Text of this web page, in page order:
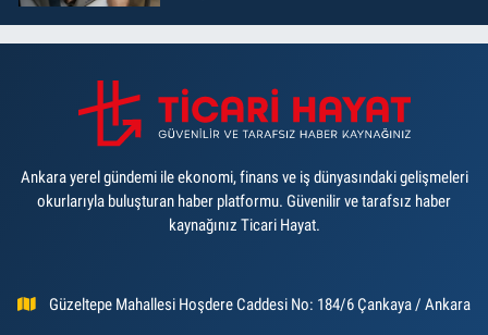
Ankara yerel gündemi ile ekonomi, finans ve iş dünyasındaki gelişmeleri
okurlarıyla buluşturan haber platformu. Güvenilir ve tarafsız haber
kaynağınız Ticari Hayat.
Güzeltepe Mahallesi Hoşdere Caddesi No: 184/6 Çankaya / Ankara